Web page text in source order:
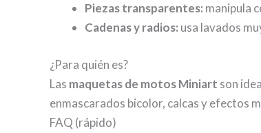
Piezas transparentes: manipula
Cadenas y radios: usa lavados
¿Para quién es?
Las maquetas de motos Miniart son
enmascarados bicolor, calcas y efectos
FAQ (rápido)